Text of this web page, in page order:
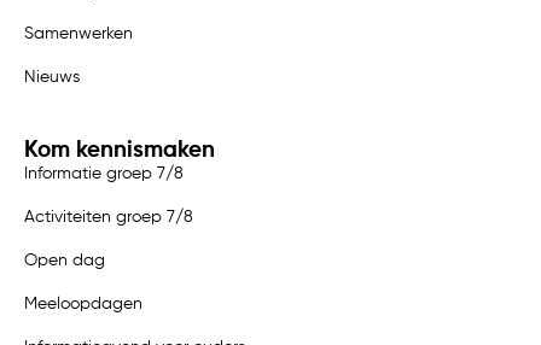
Samenwerken
Nieuws
Kom kennismaken
Informatie groep 7/8
Activiteiten groep 7/8
Open dag
Meeloopdagen